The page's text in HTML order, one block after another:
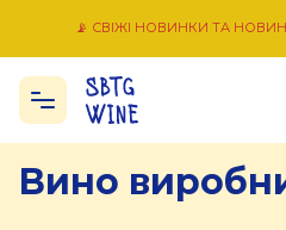
📡 СВІЖІ НОВИНКИ ТА НОВИНИ
Вино